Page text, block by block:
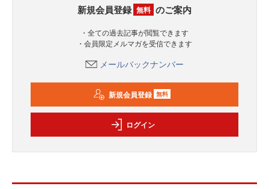
新規会員登録 無料 のご案内
・全ての過去記事が閲覧できます
・会員限定メルマガを受信できます
メールバックナンバー
新規会員登録 無料
ログイン